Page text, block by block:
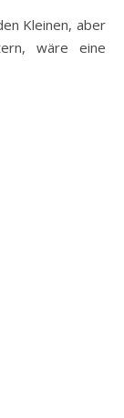
Kleinen, aber
wäre eine